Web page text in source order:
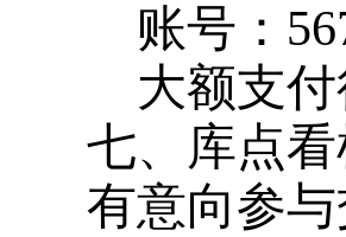
账号：
大额支付
七、库点
有意向参